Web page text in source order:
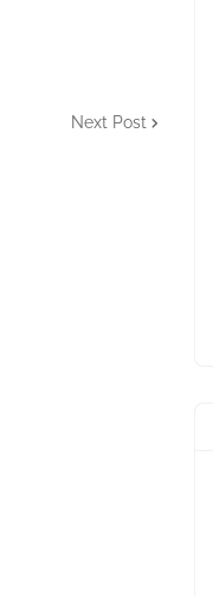
Next Post